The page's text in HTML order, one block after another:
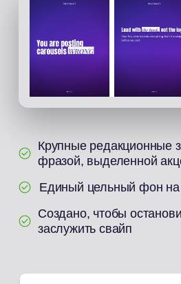
Крупные редакционные
фразой, выделенной
Единый цельный фон на
Создано, чтобы
заслужить свайп